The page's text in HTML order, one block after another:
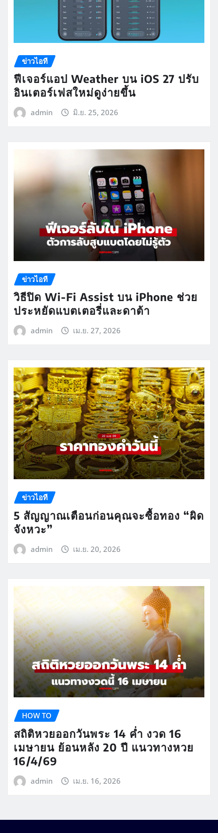
ข่าวไอที
ฟีเจอร์แอป Weather บน iOS 27 ปรับ
อินเตอร์เฟสใหม่ดูง่ายขึ้น
admin มิ.ย. 25, 2026
ข่าวไอที
วิธีปิด Wi-Fi Assist บน iPhone ช่วย
ประหยัดแบตเตอรี่และดาต้า
admin เม.ย. 27, 2026
ข่าวไอที
5 สัญญาณเตือนก่อนคุณจะซื้อทอง “ผิด
จังหวะ”
admin เม.ย. 20, 2026
HOW TO
สถิติหวยออกวันพระ 14 ค่ำ งวด 16
เมษายน ย้อนหลัง 20 ปี แนวทางหวย
16/4/69
admin เม.ย. 16, 2026